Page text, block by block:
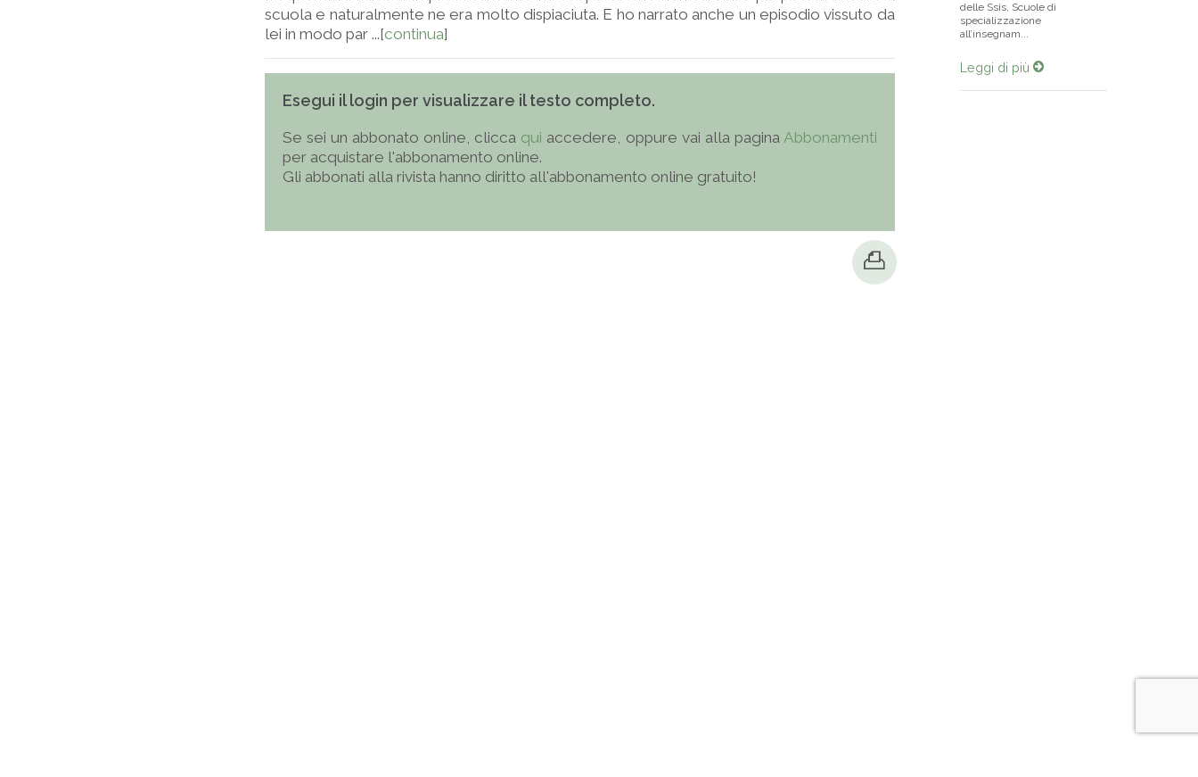
scuola e naturalmente ne era molto dispiaciuta. E ho narrato anche un episodio vissuto da
lei in modo par ...[continua]
Esegui il login per visualizzare il testo completo.
Se sei un abbonato online, clicca qui accedere, oppure vai alla pagina Abbonamenti
per acquistare l'abbonamento online.
Gli abbonati alla rivista hanno diritto all'abbonamento online gratuito!
delle Ssis, Scuole di
specializzazione
all’insegnam...
Leggi di più